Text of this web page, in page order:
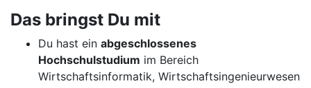
Das bringst Du mit
Du hast ein abgeschlossenes
Hochschulstudium im Bereich
Wirtschaftsinformatik, Wirtschaftsingenieurwesen